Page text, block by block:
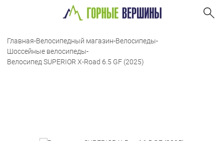
Главная-Велосипедный магазин-Велосипеды-
Шоссейные велосипеды-
Велосипед SUPERIOR X-Road 6.5 GF (2025)